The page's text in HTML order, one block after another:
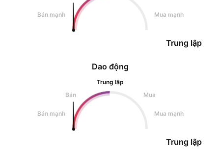
Dao động
Trung lập
Bán
Mua
Bán mạnh Mua mạnh
Trung lập
Bán mạnh Mua mạnh
Trung lập